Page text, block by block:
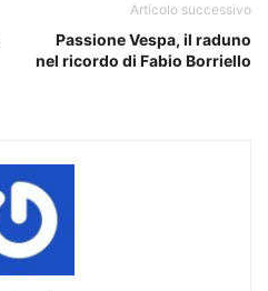
Articolo successivo
Passione Vespa, il raduno
nel ricordo di Fabio Borriello